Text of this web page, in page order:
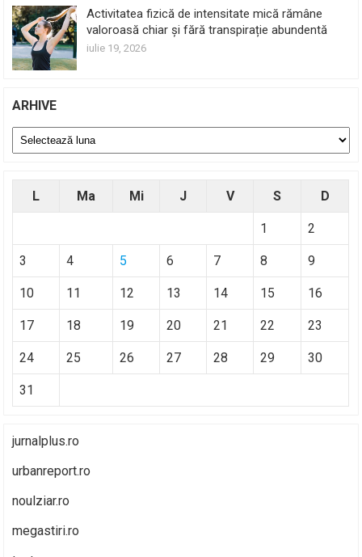
Activitatea fizică de intensitate mică rămâne
valoroasă chiar și fără transpirație abundentă
iulie 19, 2026
ARHIVE
Arhive
L Ma Mi J V S D
1 2
3 4 5 6 7 8 9
10 11 12 13 14 15 16
17 18 19 20 21 22 23
24 25 26 27 28 29 30
31
jurnalplus.ro
urbanreport.ro
noulziar.ro
megastiri.ro